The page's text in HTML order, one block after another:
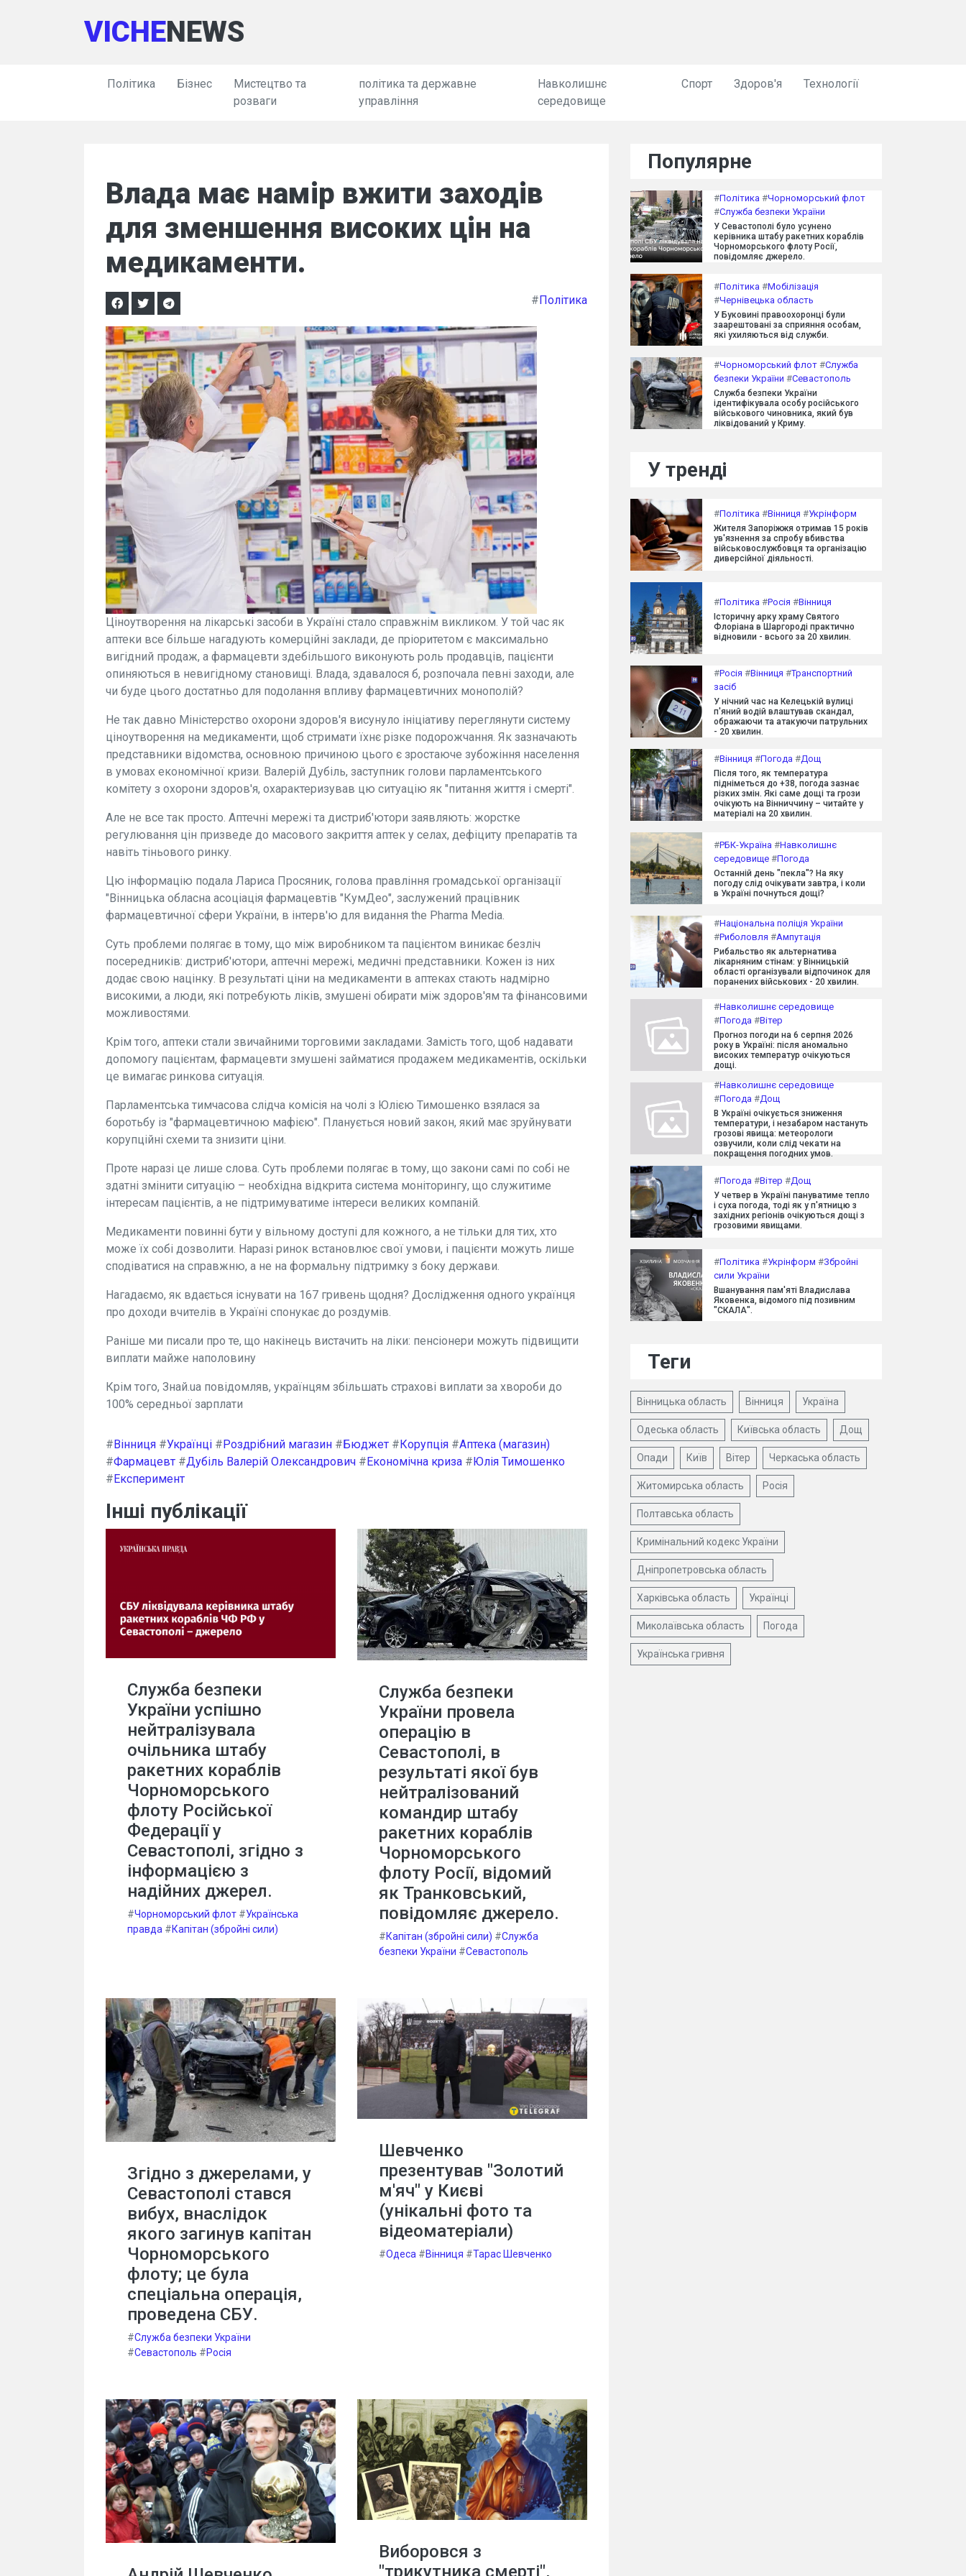
VICHENEWS
Політика Бізнес
Мистецтво та
розваги
політика та державне
управління
Навколишнє
середовище
Спорт Здоров'я Технології
Влада має намір вжити заходів
для зменшення високих цін на
медикаменти.
#Політика
Ціноутворення на лікарські засоби в Україні стало справжнім викликом. У той час як
аптеки все більше нагадують комерційні заклади, де пріоритетом є максимально
вигідний продаж, а фармацевти здебільшого виконують роль продавців, пацієнти
опиняються в невигідному становищі. Влада, здавалося б, розпочала певні заходи, але
чи буде цього достатньо для подолання впливу фармацевтичних монополій?
Не так давно Міністерство охорони здоров'я висунуло ініціативу переглянути систему
ціноутворення на медикаменти, щоб стримати їхнє різке подорожчання. Як зазначають
представники відомства, основною причиною цього є зростаюче зубожіння населення
в умовах економічної кризи. Валерій Дубіль, заступник голови парламентського
комітету з охорони здоров'я, охарактеризував цю ситуацію як "питання життя і смерті".
Але не все так просто. Аптечні мережі та дистриб'ютори заявляють: жорстке
регулювання цін призведе до масового закриття аптек у селах, дефіциту препаратів та
навіть тіньового ринку.
Цю інформацію подала Лариса Просяник, голова правління громадської організації
"Вінницька обласна асоціація фармацевтів "КумДео", заслужений працівник
фармацевтичної сфери України, в інтерв'ю для видання the Pharma Media.
Суть проблеми полягає в тому, що між виробником та пацієнтом виникає безліч
посередників: дистриб'ютори, аптечні мережі, медичні представники. Кожен із них
додає свою націнку. В результаті ціни на медикаменти в аптеках стають надмірно
високими, а люди, які потребують ліків, змушені обирати між здоров'ям та фінансовими
можливостями.
Крім того, аптеки стали звичайними торговими закладами. Замість того, щоб надавати
допомогу пацієнтам, фармацевти змушені займатися продажем медикаментів, оскільки
це вимагає ринкова ситуація.
Парламентська тимчасова слідча комісія на чолі з Юлією Тимошенко взялася за
боротьбу із "фармацевтичною мафією". Планується новий закон, який має зруйнувати
корупційні схеми та знизити ціни.
Проте наразі це лише слова. Суть проблеми полягає в тому, що закони самі по собі не
здатні змінити ситуацію – необхідна відкрита система моніторингу, що служитиме
інтересам пацієнтів, а не підтримуватиме інтереси великих компаній.
Медикаменти повинні бути у вільному доступі для кожного, а не тільки для тих, хто
може їх собі дозволити. Наразі ринок встановлює свої умови, і пацієнти можуть лише
сподіватися на справжню, а не на формальну підтримку з боку держави.
Нагадаємо, як вдається існувати на 167 гривень щодня? Дослідження одного українця
про доходи вчителів в Україні спонукає до роздумів.
Раніше ми писали про те, що накінець вистачить на ліки: пенсіонери можуть підвищити
виплати майже наполовину
Крім того, Знай.ua повідомляв, українцям збільшать страхові виплати за хвороби до
100% середньої зарплати
#Вінниця #Українці #Роздрібний магазин #Бюджет #Корупція #Аптека (магазин)
#Фармацевт #Дубіль Валерій Олександрович #Економічна криза #Юлія Тимошенко
#Експеримент
Інші публікації
Служба безпеки
України успішно
нейтралізувала
очільника штабу
ракетних кораблів
Чорноморського
флоту Російської
Федерації у
Севастополі, згідно з
інформацією з
надійних джерел.
#Чорноморський флот #Українська
правда #Капітан (збройні сили)
Служба безпеки
України провела
операцію в
Севастополі, в
результаті якої був
нейтралізований
командир штабу
ракетних кораблів
Чорноморського
флоту Росії, відомий
як Транковський,
повідомляє джерело.
#Капітан (збройні сили) #Служба
безпеки України #Севастополь
Згідно з джерелами, у
Севастополі стався
вибух, внаслідок
якого загинув капітан
Чорноморського
флоту; це була
спеціальна операція,
проведена СБУ.
#Служба безпеки України
#Севастополь #Росія
Шевченко
презентував "Золотий
м'яч" у Києві
(унікальні фото та
відеоматеріали)
#Одеса #Вінниця #Тарас Шевченко
Виборовся з
"трикутника смерті",
Популярне
#Політика #Чорноморський флот
#Служба безпеки України
У Севастополі було усунено
керівника штабу ракетних кораблів
Чорноморського флоту Росії,
повідомляє джерело.
#Політика #Мобілізація
#Чернівецька область
У Буковині правоохоронці були
заарештовані за сприяння особам,
які ухиляються від служби.
#Чорноморський флот #Служба
безпеки України #Севастополь
Служба безпеки України
ідентифікувала особу російського
військового чиновника, який був
ліквідований у Криму.
У тренді
#Політика #Вінниця #Укрінформ
Жителя Запоріжжя отримав 15 років
ув'язнення за спробу вбивства
військовослужбовця та організацію
диверсійної діяльності.
#Політика #Росія #Вінниця
Історичну арку храму Святого
Флоріана в Шаргороді практично
відновили - всього за 20 хвилин.
#Росія #Вінниця #Транспортний
засіб
У нічний час на Келецькій вулиці
п'яний водій влаштував скандал,
ображаючи та атакуючи патрульних
- 20 хвилин.
#Вінниця #Погода #Дощ
Після того, як температура
підніметься до +38, погода зазнає
різких змін. Які саме дощі та грози
очікують на Вінниччину – читайте у
матеріалі на 20 хвилин.
#РБК-Україна #Навколишнє
середовище #Погода
Останній день "пекла"? На яку
погоду слід очікувати завтра, і коли
в Україні почнуться дощі?
#Національна поліція України
#Риболовля #Ампутація
Рибальство як альтернатива
лікарняним стінам: у Вінницькій
області організували відпочинок для
поранених військових - 20 хвилин.
#Навколишнє середовище
#Погода #Вітер
Прогноз погоди на 6 серпня 2026
року в Україні: після аномально
високих температур очікуються
дощі.
#Навколишнє середовище
#Погода #Дощ
В Україні очікується зниження
температури, і незабаром настануть
грозові явища: метеорологи
озвучили, коли слід чекати на
покращення погодних умов.
#Погода #Вітер #Дощ
У четвер в Україні пануватиме тепло
і суха погода, тоді як у п'ятницю з
західних регіонів очікуються дощі з
грозовими явищами.
#Політика #Укрінформ #Збройні
сили України
Вшанування пам'яті Владислава
Яковенка, відомого під позивним
"СКАЛА".
Теги
Вінницька область Вінниця Україна
Одеська область Київська область Дощ
Опади Київ Вітер Черкаська область
Житомирська область Росія
Полтавська область
Кримінальний кодекс України
Дніпропетровська область
Харківська область Українці
Миколаївська область Погода
Українська гривня